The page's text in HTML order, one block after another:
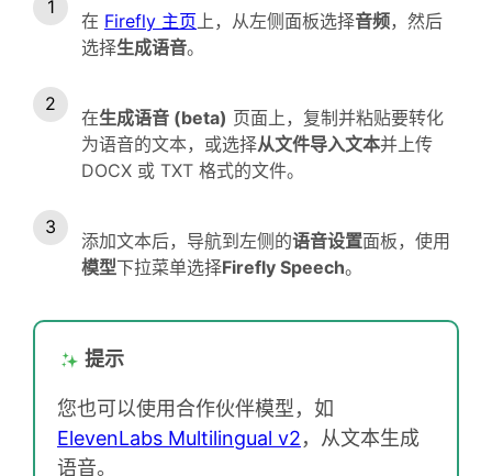
在 Firefly 主页上，从左侧面板选择音频，然后
选择生成语音。
在生成语音 (beta) 页面上，复制并粘贴要转化
为语音的文本，或选择从文件导入文本并上传
DOCX 或 TXT 格式的文件。
添加文本后，导航到左侧的语音设置面板，使用
模型下拉菜单选择Firefly Speech。
提示
您也可以使用合作伙伴模型，如
ElevenLabs Multilingual v2，从文本生成
语音。